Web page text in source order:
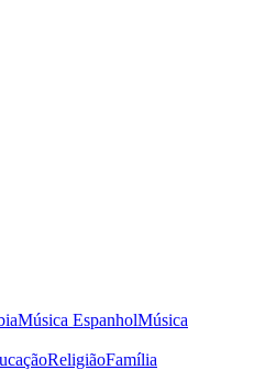
Música EspanholMúsica
ReligiãoFamília